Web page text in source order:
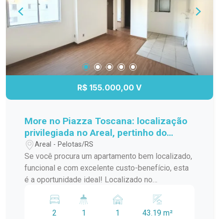
estava esperando. Agende sua visita e venha se
encantar!
R$ 155.000,00 V
More no Piazza Toscana: localização
privilegiada no Areal, pertinho do
Shopping Pelotas!
Areal - Pelotas/RS
Se você procura um apartamento bem localizado,
funcional e com excelente custo-benefício, esta
é a oportunidade ideal! Localizado no
principais avenidas do bairro Areal, o imóvel está
a poucos minutos do Shopping Pelotas e no
2 1 1 43.19 m²